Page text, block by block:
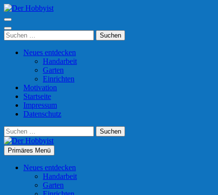
Zum
Inhalt
springen
(Enter
drücken)
Suchen
nach:
Neues entdecken
Handarbeit
Garten
Einrichten
Motivation
Startseite
Impressum
Datenschutz
Suchen
nach:
Der Hobbyist
Was man mit Freizeit so anfangen kann
Primäres Menü
Neues entdecken
Handarbeit
Garten